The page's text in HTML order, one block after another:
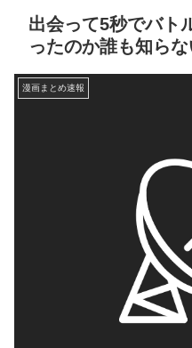
出会って5秒でバト
ったのか誰も知ら
漫画まとめ速報